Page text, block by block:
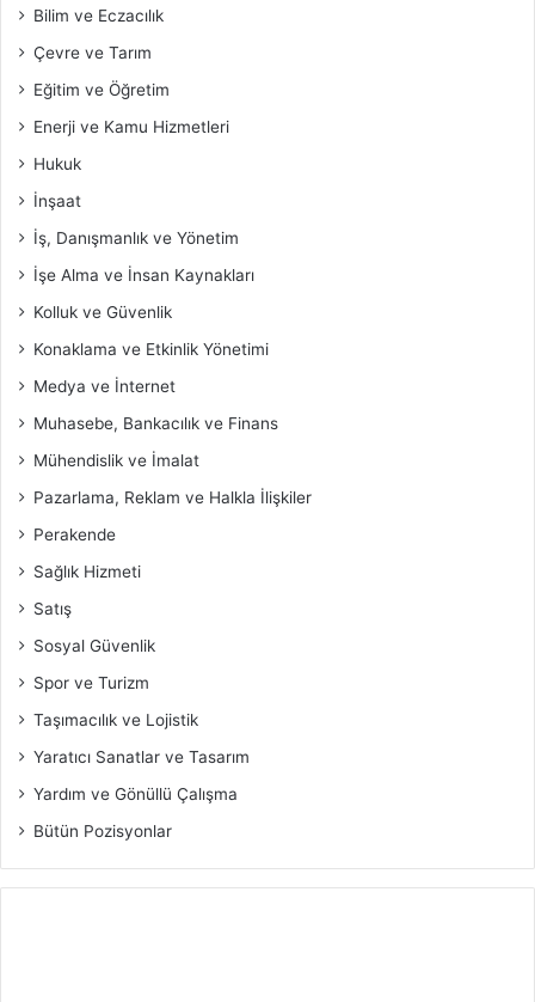
Bilim ve Eczacılık
Çevre ve Tarım
Eğitim ve Öğretim
Enerji ve Kamu Hizmetleri
Hukuk
İnşaat
İş, Danışmanlık ve Yönetim
İşe Alma ve İnsan Kaynakları
Kolluk ve Güvenlik
Konaklama ve Etkinlik Yönetimi
Medya ve İnternet
Muhasebe, Bankacılık ve Finans
Mühendislik ve İmalat
Pazarlama, Reklam ve Halkla İlişkiler
Perakende
Sağlık Hizmeti
Satış
Sosyal Güvenlik
Spor ve Turizm
Taşımacılık ve Lojistik
Yaratıcı Sanatlar ve Tasarım
Yardım ve Gönüllü Çalışma
Bütün Pozisyonlar